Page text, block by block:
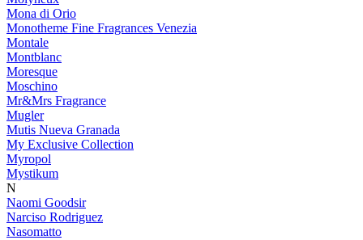
Mona di Orio
Monotheme Fine Fragrances Venezia
Montale
Montblanc
Moresque
Moschino
Mr&Mrs Fragrance
Mugler
Mutis Nueva Granada
My Exclusive Collection
Myropol
Mystikum
N
Naomi Goodsir
Narciso Rodriguez
Nasomatto